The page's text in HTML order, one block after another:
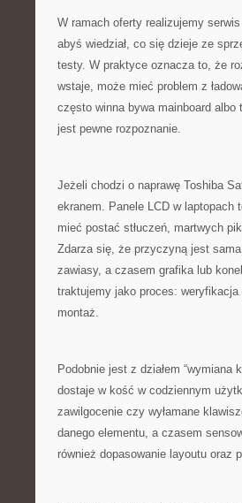
W ramach oferty realizujemy
abyś wiedział, co się dzieje ze
testy. W praktyce oznacza to, że
wstaje, może mieć problem z
często winna bywa mainboard
jest pewne rozpoznanie.
Jeżeli chodzi o naprawę Toshiba
ekranem. Panele LCD w laptopach
mieć postać stłuczeń, martwych
Zdarza się, że przyczyną jest
zawiasy, a czasem grafika lub
traktujemy jako proces: weryfikacja
montaż.
Podobnie jest z działem
dostaje w kość w codziennym
zawilgocenie czy wyłamane
danego elementu, a czasem
również dopasowanie layoutu oraz